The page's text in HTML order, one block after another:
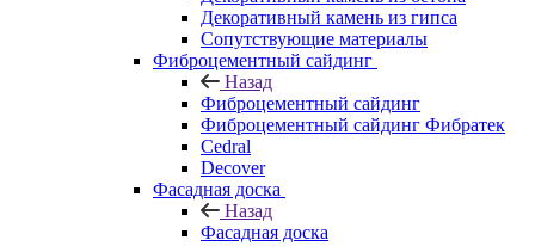
Декоративный камень из гипса
Сопутствующие материалы
Фиброцементный сайдинг
Назад
Фиброцементный сайдинг
Фиброцементный сайдинг Фибратек
Cedral
Decover
Фасадная доска
Назад
Фасадная доска